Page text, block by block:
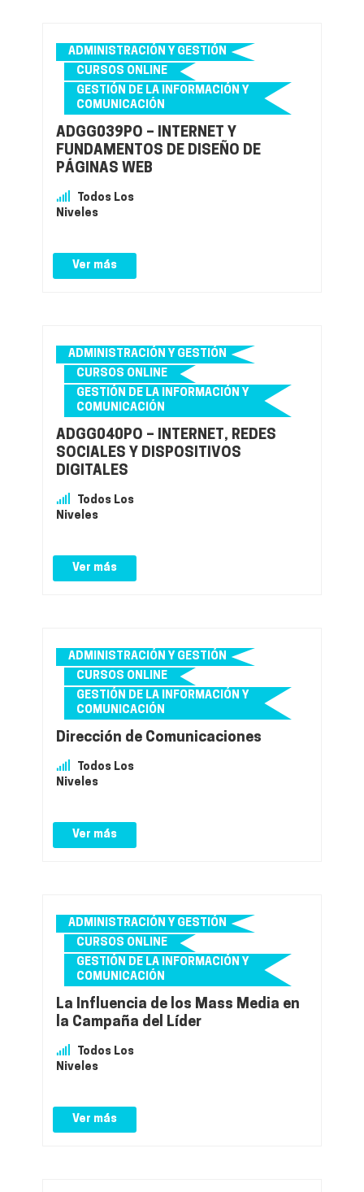
ADMINISTRACIÓN Y GESTIÓN
CURSOS ONLINE
GESTIÓN DE LA INFORMACIÓN Y
COMUNICACIÓN
ADGG039PO – INTERNET Y
FUNDAMENTOS DE DISEÑO DE
PÁGINAS WEB
Todos Los
Niveles
Ver más
ADMINISTRACIÓN Y GESTIÓN
CURSOS ONLINE
GESTIÓN DE LA INFORMACIÓN Y
COMUNICACIÓN
ADGG040PO – INTERNET, REDES
SOCIALES Y DISPOSITIVOS
DIGITALES
Todos Los
Niveles
Ver más
ADMINISTRACIÓN Y GESTIÓN
CURSOS ONLINE
GESTIÓN DE LA INFORMACIÓN Y
COMUNICACIÓN
Dirección de Comunicaciones
Todos Los
Niveles
Ver más
ADMINISTRACIÓN Y GESTIÓN
CURSOS ONLINE
GESTIÓN DE LA INFORMACIÓN Y
COMUNICACIÓN
La Influencia de los Mass Media en
la Campaña del Líder
Todos Los
Niveles
Ver más